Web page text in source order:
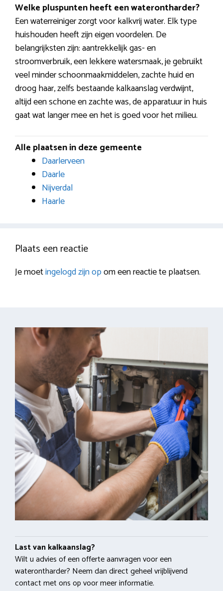
Welke pluspunten heeft een waterontharder?
Een waterreiniger zorgt voor kalkvrij water. Elk type
huishouden heeft zijn eigen voordelen. De
belangrijksten zijn: aantrekkelijk gas- en
stroomverbruik, een lekkere watersmaak, je gebruikt
veel minder schoonmaakmiddelen, zachte huid en
droog haar, zelfs bestaande kalkaanslag verdwijnt,
altijd een schone en zachte was, de apparatuur in huis
gaat wat langer mee en het is goed voor het milieu.
Alle plaatsen in deze gemeente
Daarlerveen
Daarle
Nijverdal
Haarle
Plaats een reactie
Je moetingelogd zijn opom een reactie te plaatsen.
Last van kalkaanslag?
Wilt u advies of een offerte aanvragen voor een
waterontharder? Neem dan direct geheel vrijblijvend
contact met ons op voor meer informatie.